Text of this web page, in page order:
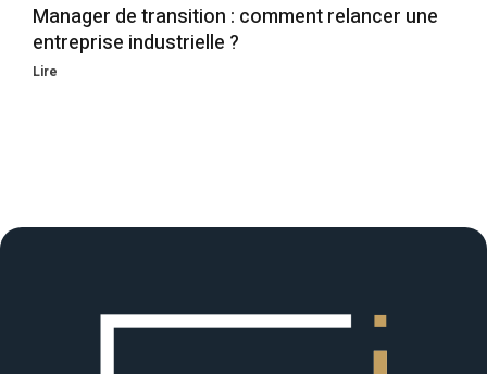
Manager de transition : comment relancer une
entreprise industrielle ?
Lire